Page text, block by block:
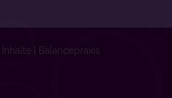
| Balancepraxis